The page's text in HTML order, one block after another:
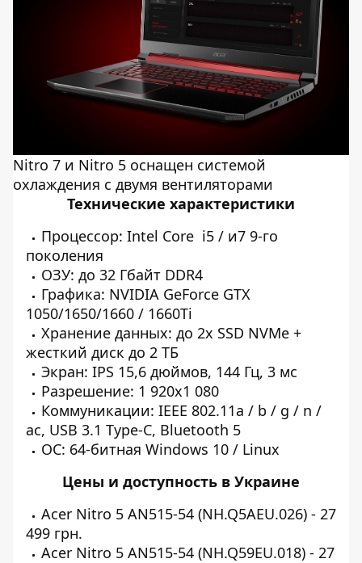
Nitro 7 и Nitro 5 оснащен системой
охлаждения с двумя вентиляторами
Технические характеристики
Процессор: Intel Core i5 / и7 9-го
поколения
ОЗУ: до 32 Гбайт DDR4
Графика: NVIDIA GeForce GTX
1050/1650/1660 / 1660Ti
Хранение данных: до 2x SSD NVMe +
жесткий диск до 2 ТБ
Экран: IPS 15,6 дюймов, 144 Гц, 3 мс
Разрешение: 1 920х1 080
Коммуникации: IEEE 802.11a / b / g / n /
ac, USB 3.1 Type-C, Bluetooth 5
ОС: 64-битная Windows 10 / Linux
Цены и доступность в Украине
Acer Nitro 5 AN515-54 (NH.Q5AEU.026) - 27
499 грн.
Acer Nitro 5 AN515-54 (NH.Q59EU.018) - 27